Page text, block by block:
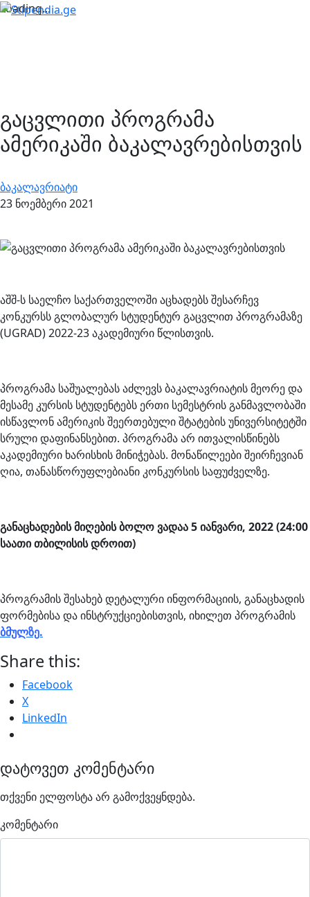
Loading...
გაცვლითი პროგრამა
ამერიკაში ბაკალავრებისთვის
ბაკალავრიატი
23 ნოემბერი 2021
აშშ-ს საელჩო საქართველოში აცხადებს შესარჩევ
კონკურსს გლობალურ სტუდენტურ გაცვლით პროგრამაზე
(UGRAD) 2022-23 აკადემიური წლისთვის.
პროგრამა საშუალებას აძლევს ბაკალავრიატის მეორე და
მესამე კურსის სტუდენტებს ერთი სემესტრის განმავლობაში
ისწავლონ ამერიკის შეერთებული შტატების უნივერსიტეტში
სრული დაფინანსებით. პროგრამა არ ითვალისწინებს
აკადემიური ხარისხის მინიჭებას. მონაწილეები შეირჩევიან
ღია, თანასწორუფლებიანი კონკურსის საფუძველზე.
განაცხადების მიღების ბოლო ვადაა 5 იანვარი, 2022 (24:00
საათი თბილისის დროით)
პროგრამის შესახებ დეტალური ინფორმაციის, განაცხადის
ფორმებისა და ინსტრუქციებისთვის, იხილეთ პროგრამის
ბმულზე.
Share this:
Facebook
X
LinkedIn
დატოვეთ კომენტარი
თქვენი ელფოსტა არ გამოქვეყნდება.
კომენტარი